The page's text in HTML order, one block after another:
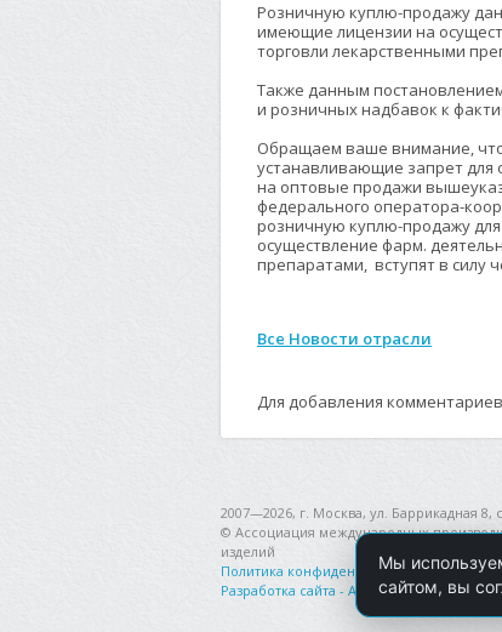
Розничную куплю-продажу
имеющие лицензии на
торговли лекарственными
Также данным
и розничных надбавок к
Обращаем ваше внимание,
устанавливающие запрет
на оптовые продажи
федерального оператора-
розничную куплю-продажу
осуществление фарм.
препаратами, вступят в силу
Все Новости отрасли
Для добавления
2007—2026, г. Москва, ул. Баррикадная 8,
© Ассоциация международных
изделий
Политика конфиденциальности
Разработка сайта - Акцент-Дон
Мы
сайтом, вы